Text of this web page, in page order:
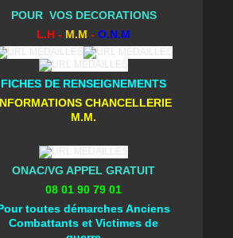
POUR VOS DECORATIONS
L.H - M.M - O.N.M
FICHES DE RENSEIGNEMENTS
CHANCELLERIE
M.M.
ONAC/VG APPEL GRATUIT
08 01 90 79 01
toutes démarches Anciens
Combattants et Victimes de